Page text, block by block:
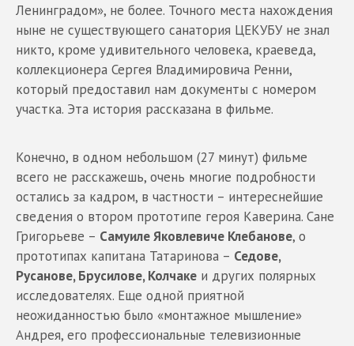
Ленинградом», не более. Точного места нахождения
ныне не существующего санатория ЦЕКУБУ не знал
никто, кроме удивительного человека, краеведа,
коллекционера Сергея Владимировича Ренни,
который предоставил нам документы с номером
участка. Эта история рассказана в фильме.
Конечно, в одном небольшом (27 минут) фильме
всего не расскажешь, очень многие подробности
остались за кадром, в частности – интереснейшие
сведения о втором прототипе героя Каверина. Сане
Григорьеве – Самуиле Яковлевиче Клебанове, о
прототипах капитана Татаринова – Седове,
Русанове, Брусилове, Колчаке и других полярных
исследователях. Еще одной приятной
неожиданностью было «монтажное мышление»
Андрея, его профессиональные телевизионные